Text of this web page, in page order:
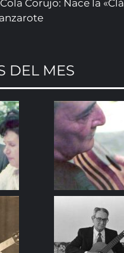
Corujo: Nace la
DEL MES